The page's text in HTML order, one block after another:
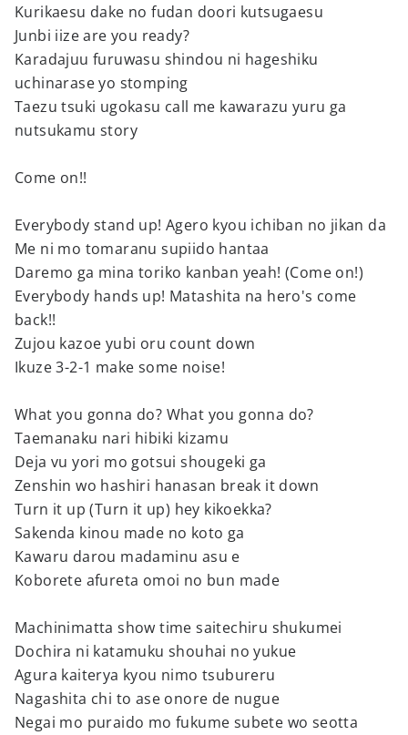
Kurikaesu dake no fudan doori kutsugaesu
Junbi iize are you ready?
Karadajuu furuwasu shindou ni hageshiku
uchinarase yo stomping
Taezu tsuki ugokasu call me kawarazu yuru ga
nutsukamu story
Come on!!
Everybody stand up! Agero kyou ichiban no jikan da
Me ni mo tomaranu supiido hantaa
Daremo ga mina toriko kanban yeah! (Come on!)
Everybody hands up! Matashita na hero's come
back!!
Zujou kazoe yubi oru count down
Ikuze 3-2-1 make some noise!
What you gonna do? What you gonna do?
Taemanaku nari hibiki kizamu
Deja vu yori mo gotsui shougeki ga
Zenshin wo hashiri hanasan break it down
Turn it up (Turn it up) hey kikoekka?
Sakenda kinou made no koto ga
Kawaru darou madaminu asu e
Koborete afureta omoi no bun made
Machinimatta show time saitechiru shukumei
Dochira ni katamuku shouhai no yukue
Agura kaiterya kyou nimo tsubureru
Nagashita chi to ase onore de nugue
Negai mo puraido mo fukume subete wo seotta